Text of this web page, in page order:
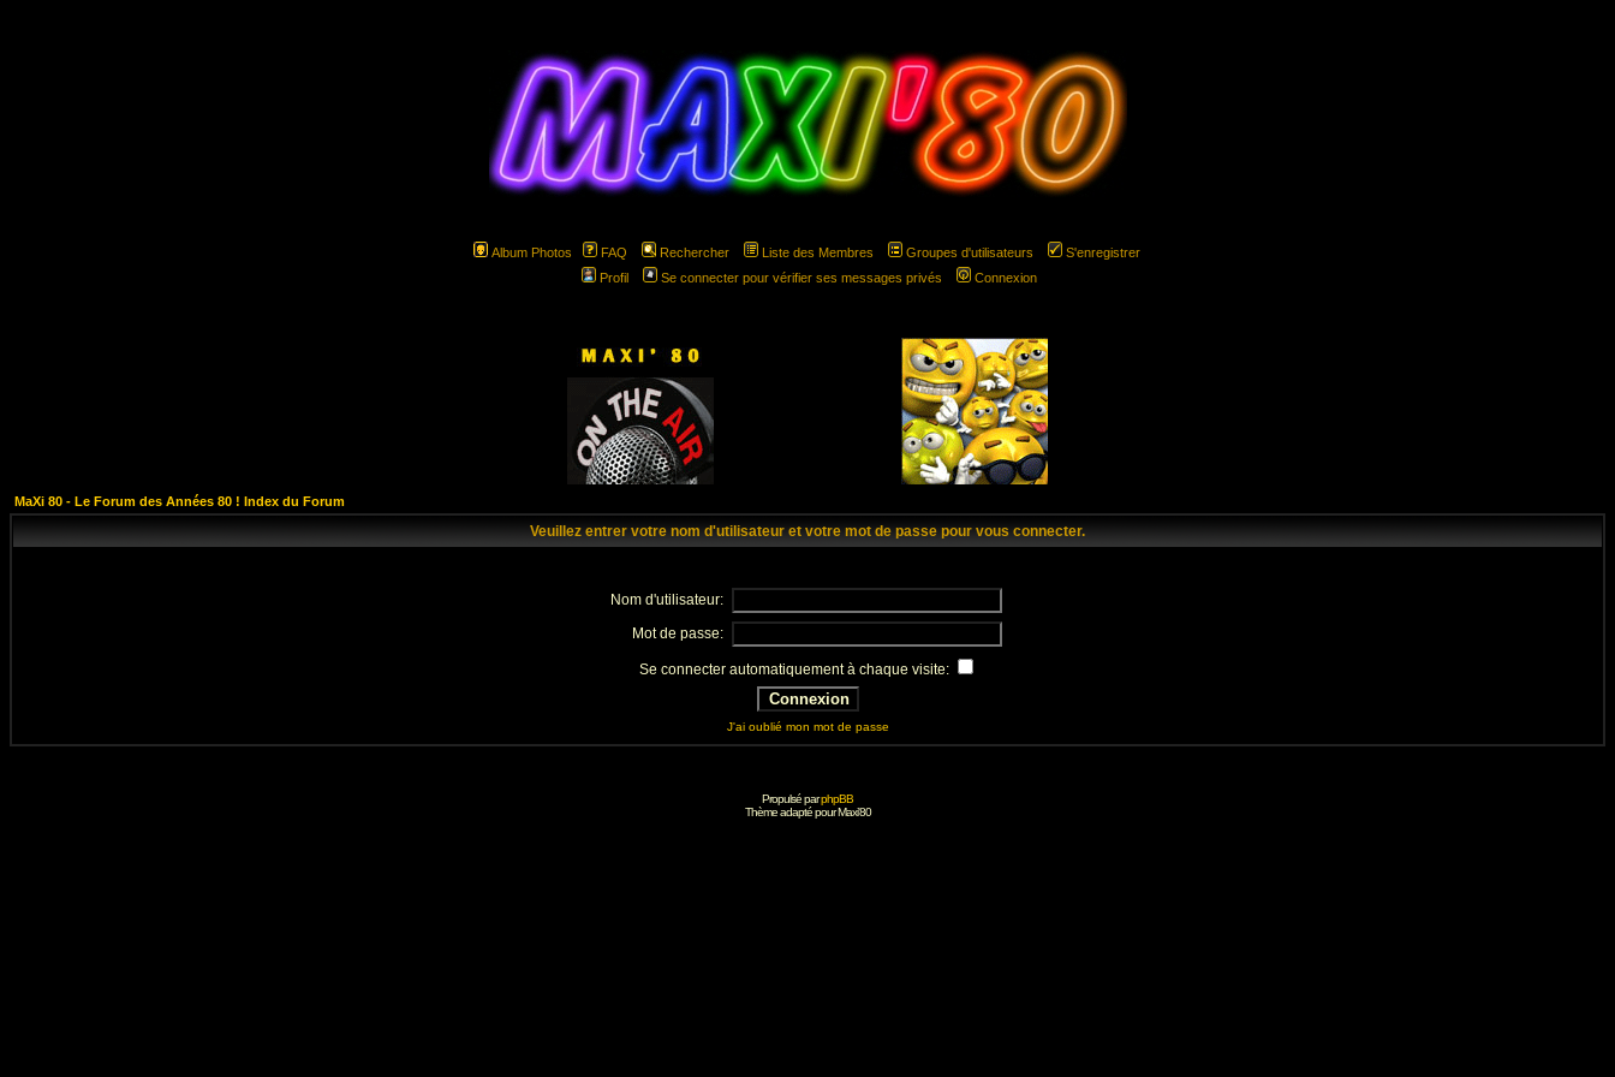
Album Photos FAQ Rechercher Liste des Membres Groupes d'utilisateurs
S'enregistrer
Profil
Se connecter pour vérifier ses messages privés Connexion
MaXi 80 - Le Forum des Années 80 ! Index du Forum
Veuillez entrer votre nom d'utilisateur et votre mot de passe pour vous connecter.
Nom d'utilisateur:
Mot de passe:
Se connecter automatiquement à chaque visite:
J'ai oublié mon mot de passe
Propulsé parphpBB
Thème adapté pourMaxi'80